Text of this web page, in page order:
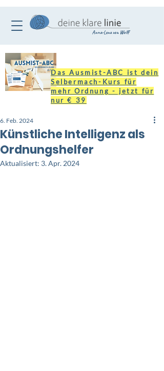
Anna-Lena von Wolff
Das Ausmist-ABC ist dein
Selbermach-Kurs für
mehr Ordnung - jetzt für
nur € 39
Künstliche Intelligenz als
Ordnungshelfer
6. Feb. 2024
Aktualisiert: 3. Apr. 2024